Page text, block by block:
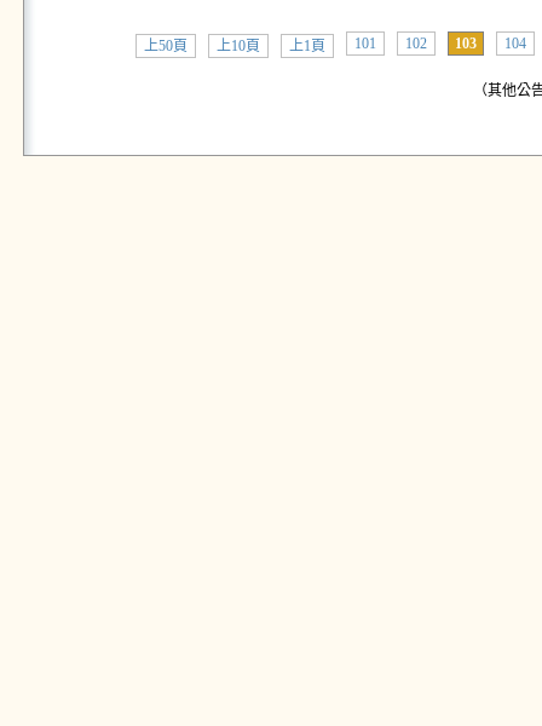
上50頁 上10頁 上1頁 101 102 103 104
（其他公